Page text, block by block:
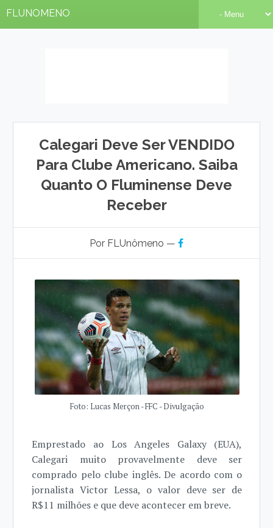
FLUNOMENO
Calegari Deve Ser VENDIDO
Para Clube Americano. Saiba
Quanto O Fluminense Deve
Receber
Por FLUnômeno —
Foto: Lucas Merçon - FFC - Divulgação
Emprestado ao Los Angeles Galaxy (EUA),
Calegari muito provavelmente deve ser
comprado pelo clube inglês. De acordo com o
jornalista Victor Lessa, o valor deve ser de
R$11 milhões e que deve acontecer em breve.